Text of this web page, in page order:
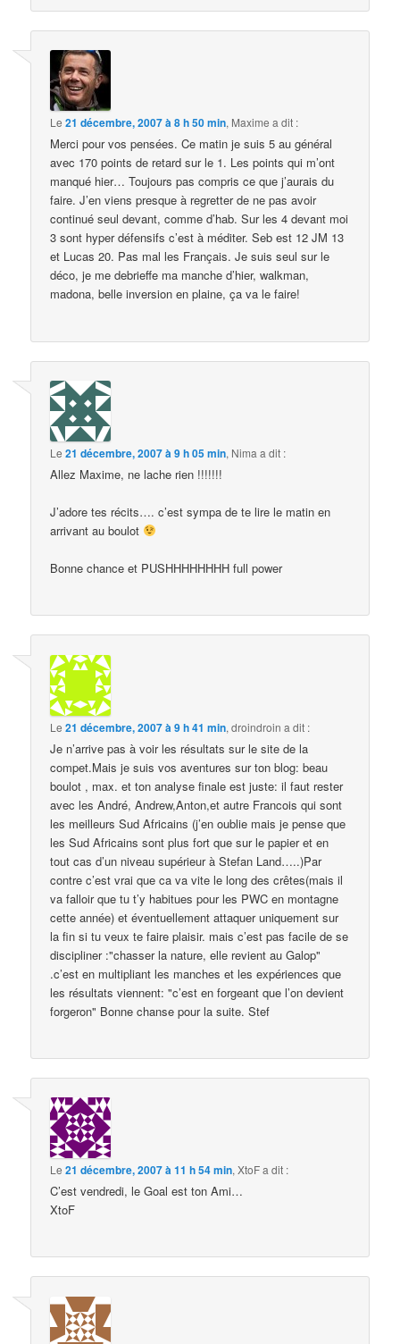
Le21 décembre, 2007 à 8 h 50 min, Maxime a dit :
Merci pour vos pensées. Ce matin je suis 5 au général
avec 170 points de retard sur le 1. Les points qui m’ont
manqué hier… Toujours pas compris ce que j’aurais du
faire. J’en viens presque à regretter de ne pas avoir
continué seul devant, comme d’hab. Sur les 4 devant moi
3 sont hyper défensifs c’est à méditer. Seb est 12 JM 13
et Lucas 20. Pas mal les Français. Je suis seul sur le
déco, je me debrieffe ma manche d’hier, walkman,
madona, belle inversion en plaine, ça va le faire!
Le21 décembre, 2007 à 9 h 05 min, Nima a dit :
Allez Maxime, ne lache rien !!!!!!!
J’adore tes récits…. c’est sympa de te lire le matin en
arrivant au boulot
Bonne chance et PUSHHHHHHHH full power
Le21 décembre, 2007 à 9 h 41 min,droindroin a dit :
Je n’arrive pas à voir les résultats sur le site de la
compet.Mais je suis vos aventures sur ton blog: beau
boulot , max. et ton analyse finale est juste: il faut rester
avec les André, Andrew,Anton,et autre Francois qui sont
les meilleurs Sud Africains (j’en oublie mais je pense que
les Sud Africains sont plus fort que sur le papier et en
tout cas d’un niveau supérieur à Stefan Land…..)Par
contre c’est vrai que ca va vite le long des crêtes(mais il
va falloir que tu t’y habitues pour les PWC en montagne
cette année) et éventuellement attaquer uniquement sur
la fin si tu veux te faire plaisir. mais c’est pas facile de se
discipliner :"chasser la nature, elle revient au Galop"
.c’est en multipliant les manches et les expériences que
les résultats viennent: "c’est en forgeant que l’on devient
forgeron" Bonne chanse pour la suite. Stef
Le21 décembre, 2007 à 11 h 54 min,XtoFa dit :
C’est vendredi, le Goal est ton Ami…
XtoF